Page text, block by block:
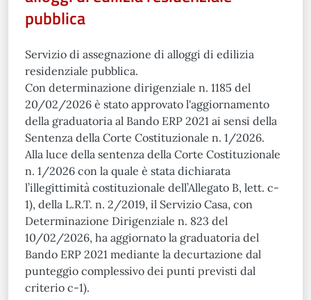
pubblica
Servizio di assegnazione di alloggi di edilizia
residenziale pubblica.
Con determinazione dirigenziale n. 1185 del
20/02/2026 è stato approvato l'aggiornamento
della graduatoria al Bando ERP 2021 ai sensi della
Sentenza della Corte Costituzionale n. 1/2026.
Alla luce della sentenza della Corte Costituzionale
n. 1/2026 con la quale è stata dichiarata
l’illegittimità costituzionale dell’Allegato B, lett. c-
1), della L.R.T. n. 2/2019, il Servizio Casa, con
Determinazione Dirigenziale n. 823 del
10/02/2026, ha aggiornato la graduatoria del
Bando ERP 2021 mediante la decurtazione dal
punteggio complessivo dei punti previsti dal
criterio c-1).